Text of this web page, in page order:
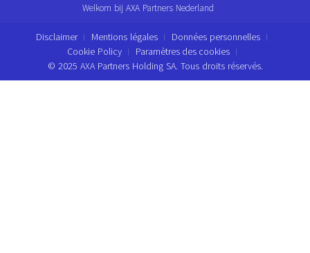
Welkom bij AXA Partners Nederland
Disclaimer Mentions légales
Données personnelles
Cookie Policy
Paramètres des cookies
© 2025 AXA Partners Holding SA. Tous droits réservés.